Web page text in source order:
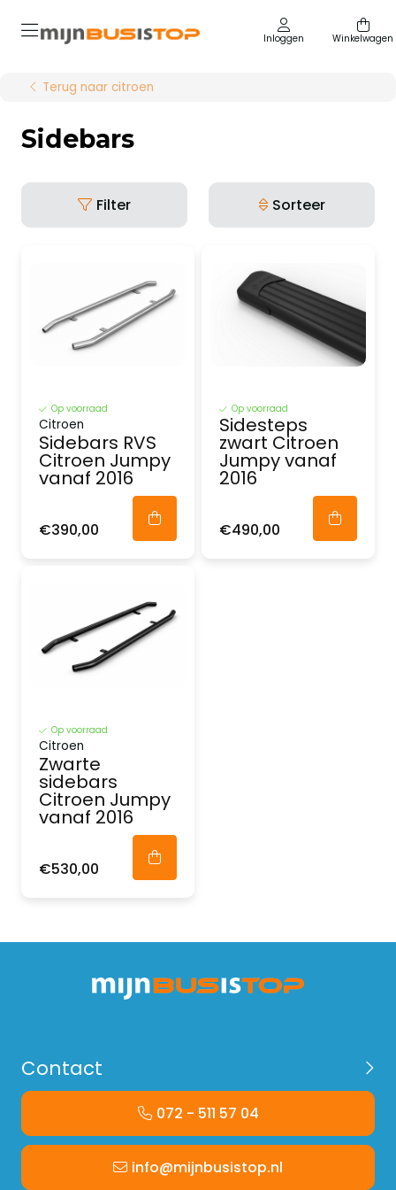
Inloggen Winkelwagen
Terug naar citroen
Sidebars
Filter Sorteer
Op voorraad
Citroen
Sidebars RVS
Citroen Jumpy
vanaf 2016
€390,00
Op voorraad
Sidesteps
zwart Citroen
Jumpy vanaf
2016
€490,00
Op voorraad
Citroen
Zwarte
sidebars
Citroen Jumpy
vanaf 2016
€530,00
Contact
072 - 511 57 04
info@mijnbusistop.nl